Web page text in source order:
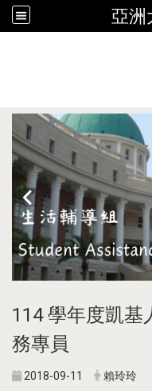
亞洲
114 學年度凱基
務專員
2018-09-11 賴玲玲